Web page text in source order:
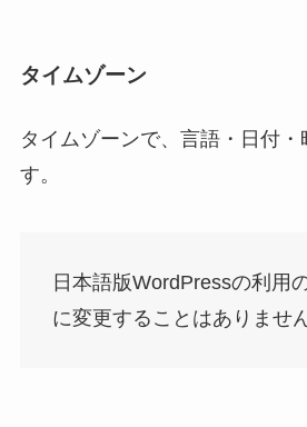
タイムゾーン
タイムゾーンで、言語・日付・
す。
日本語版WordPressの利用
に変更することはありません